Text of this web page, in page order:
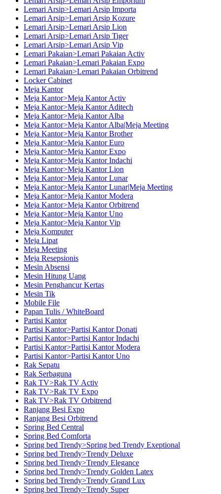
Lemari Arsip>Lemari Arsip Importa
Lemari Arsip>Lemari Arsip Kozure
Lemari Arsip>Lemari Arsip Lion
Lemari Arsip>Lemari Arsip Tiger
Lemari Arsip>Lemari Arsip Vip
Lemari Pakaian>Lemari Pakaian Activ
Lemari Pakaian>Lemari Pakaian Expo
Lemari Pakaian>Lemari Pakaian Orbitrend
Locker Cabinet
Meja Kantor
Meja Kantor>Meja Kantor Activ
Meja Kantor>Meja Kantor Aditech
Meja Kantor>Meja Kantor Alba
Meja Kantor>Meja Kantor Alba|Meja Meeting
Meja Kantor>Meja Kantor Brother
Meja Kantor>Meja Kantor Euro
Meja Kantor>Meja Kantor Expo
Meja Kantor>Meja Kantor Indachi
Meja Kantor>Meja Kantor Lion
Meja Kantor>Meja Kantor Lunar
Meja Kantor>Meja Kantor Lunar|Meja Meeting
Meja Kantor>Meja Kantor Modera
Meja Kantor>Meja Kantor Orbitrend
Meja Kantor>Meja Kantor Uno
Meja Kantor>Meja Kantor Vip
Meja Komputer
Meja Lipat
Meja Meeting
Meja Resepsionis
Mesin Absensi
Mesin Hitung Uang
Mesin Penghancur Kertas
Mesin Tik
Mobile File
Papan Tulis / WhiteBoard
Partisi Kantor
Partisi Kantor>Partisi Kantor Donati
Partisi Kantor>Partisi Kantor Indachi
Partisi Kantor>Partisi Kantor Modera
Partisi Kantor>Partisi Kantor Uno
Rak Sepatu
Rak Serbaguna
Rak TV>Rak TV Activ
Rak TV>Rak TV Expo
Rak TV>Rak TV Orbitrend
Ranjang Besi Expo
Ranjang Besi Orbitrend
Spring Bed Central
Spring Bed Comforta
Spring bed Trendy>Spring bed Trendy Exeptional
Spring bed Trendy>Trendy Deluxe
Spring bed Trendy>Trendy Elegance
Spring bed Trendy>Trendy Golden Latex
Spring bed Trendy>Trendy Grand Lux
Spring bed Trendy>Trendy Super